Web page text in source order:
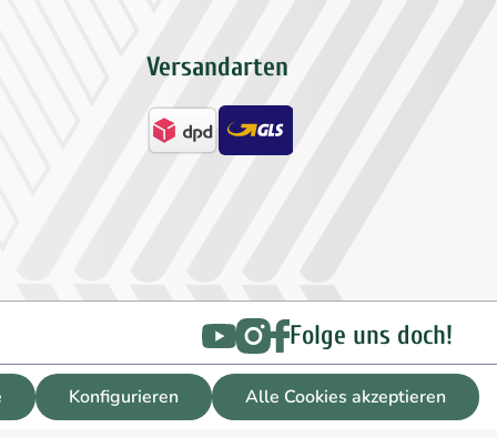
Versandarten
Folge uns doch!
Konfigurieren Alle Cookies akzeptieren